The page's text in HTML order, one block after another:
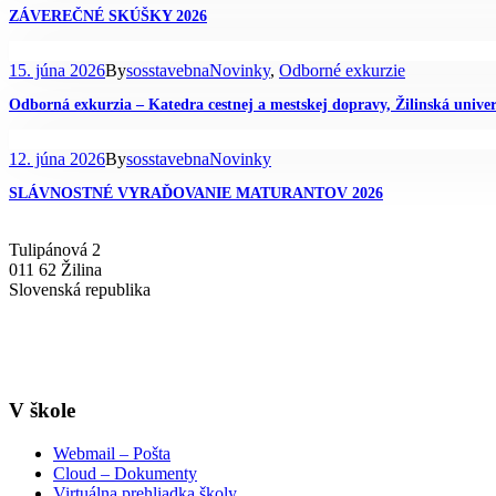
ZÁVEREČNÉ SKÚŠKY 2026
15. júna 2026BysosstavebnaNovinky, Odborné exkurzie
Odborná exkurzia – Katedra cestnej a mestskej dopravy, Žilinská
12. júna 2026BysosstavebnaNovinky
SLÁVNOSTNÉ VYRAĎOVANIE MATURANTOV 2026
Tulipánová 2
011 62 Žilina
Slovenská republika
V škole
Webmail – Pošta
Cloud – Dokumenty